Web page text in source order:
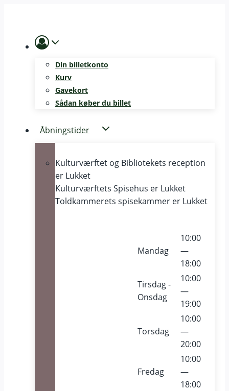
Din billetkonto
Kurv
Gavekort
Sådan køber du billet
Åbningstider
Kulturværftet og Bibliotekets reception
er Lukket
Kulturværftets Spisehus er Lukket
Toldkammerets spisekammer er Lukket
Mandag
10:00
—
18:00
Tirsdag -
Onsdag
10:00
—
19:00
Torsdag
10:00
—
20:00
Fredag
10:00
—
18:00